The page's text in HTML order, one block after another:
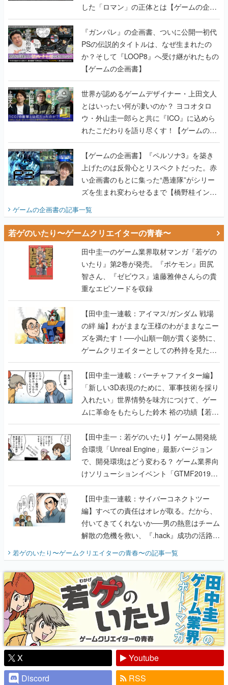
した「ロマン」の正体とは【ゲームの企画
書】
『ガンパレ』の企画書、ついに公開━初代
PSの伝説的タイトルは、なぜ生まれたの
か？そして『LOOP8』へ受け継がれたもの
【ゲームの企画書】
世界が認めるゲームデザイナー・上田文人
とはいったい何が凄いのか？ ヨコオタロ
ウ・外山圭一郎らと共に『ICO』に込めら
れたこだわりを語り尽くす！【ゲームの企
画書】
【ゲームの企画書】『ペルソナ3』を築き
上げたのは反骨心とリスペクトだった。赤
い企画書のもとに集った“愚連隊”がシリー
ズを生まれ変わらせるまで【橋野桂インタ
ゲームの企画書の記事一覧
若ゲのいたり〜ゲームクリエイターの青春〜
田中圭一のゲーム業界取材マンガ『若ゲの
いたり』第2巻が発売。『ポケモン』田尻
智さん、『ゼビウス』遠藤雅伸さんらの貴
重なエピソードを収録
【田中圭一連載：アイマス/ガンダム 戦場
の絆 編】わがままな王様のわがままなニー
ズを満たす！──小山順一朗が貫く姿勢に、
ゲームクリエイターとしての矜持を見た
【若ゲのいたり最終回】
【田中圭一連載：バーチャファイター編】
「新しい3D表現のために、軍事技術を採り
入れたい」世界情勢を味方につけて、ゲー
ムに革命をもたらした鈴木 裕の功績【若ゲ
のいたり】
【田中圭一：若ゲのいたり】ゲーム開発統
合環境「Unreal Engine」最新バージョン
で、開発環境はどう変わる？ ゲーム業界向
けソリューションイベント「GTMF2019」
に行って、より理解を深めよう【PR】
【田中圭一連載：サイバーコネクトツー
編】すべての責任はオレが取る。だから、
付いてきてくれないか──男の熱意はチーム
解散の危機を救い、『.hack』成功の活路を
『少年ジャンプ』色だった【若ゲのいた
り】
若ゲのいたり〜ゲームクリエイターの青春〜の記事一覧
X
Youtube
Discord
RSS